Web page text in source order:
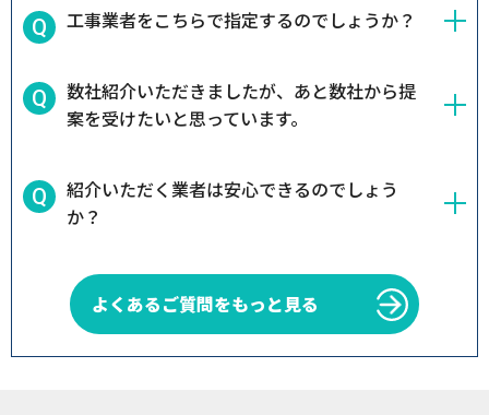
工事業者をこちらで指定するのでしょうか？
数社紹介いただきましたが、あと数社から提
案を受けたいと思っています。
紹介いただく業者は安心できるのでしょう
か？
よくあるご質問をもっと見る